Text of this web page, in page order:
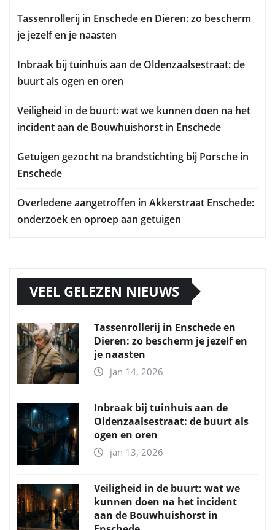
Tassenrollerij in Enschede en Dieren: zo bescherm
je jezelf en je naasten
Inbraak bij tuinhuis aan de Oldenzaalsestraat: de
buurt als ogen en oren
Veiligheid in de buurt: wat we kunnen doen na het
incident aan de Bouwhuishorst in Enschede
Getuigen gezocht na brandstichting bij Porsche in
Enschede
Overledene aangetroffen in Akkerstraat Enschede:
onderzoek en oproep aan getuigen
VEEL GELEZEN NIEUWS
Tassenrollerij in Enschede en
Dieren: zo bescherm je jezelf en
je naasten
jan 14, 2026
Inbraak bij tuinhuis aan de
Oldenzaalsestraat: de buurt als
ogen en oren
jan 13, 2026
Veiligheid in de buurt: wat we
kunnen doen na het incident
aan de Bouwhuishorst in